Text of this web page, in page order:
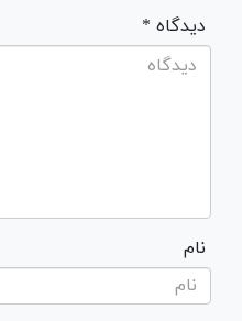
* دیدگاه
نام